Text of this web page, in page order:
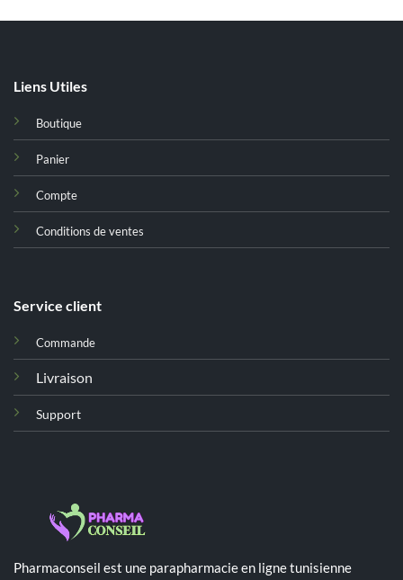
Liens Utiles
Boutique
Panier
Compte
Conditions de ventes
Service client
Commande
Livraison
Support
Pharmaconseil est une parapharmacie en ligne tunisienne